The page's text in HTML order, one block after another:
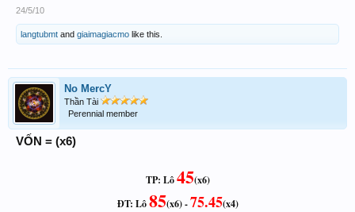
24/5/10
langtubmt and giaimagiacmo like this.
No MercY
Thần Tài
Perennial member
VỐN = (x6)
TP: Lô45(x6)
ĐT: Lô85(x6) -75.45(x4)